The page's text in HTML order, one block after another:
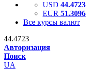
USD 44.4723
EUR 51.3096
Все курсы валют
44.4723
Авторизация
Поиск
UA